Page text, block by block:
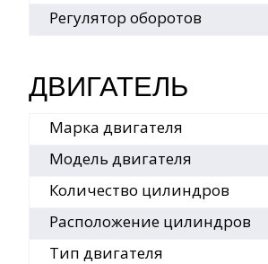
Регулятор оборотов
ДВИГАТЕЛЬ
Марка двигателя
Модель двигателя
Количество цилиндров
Расположение цилиндров
Тип двигателя